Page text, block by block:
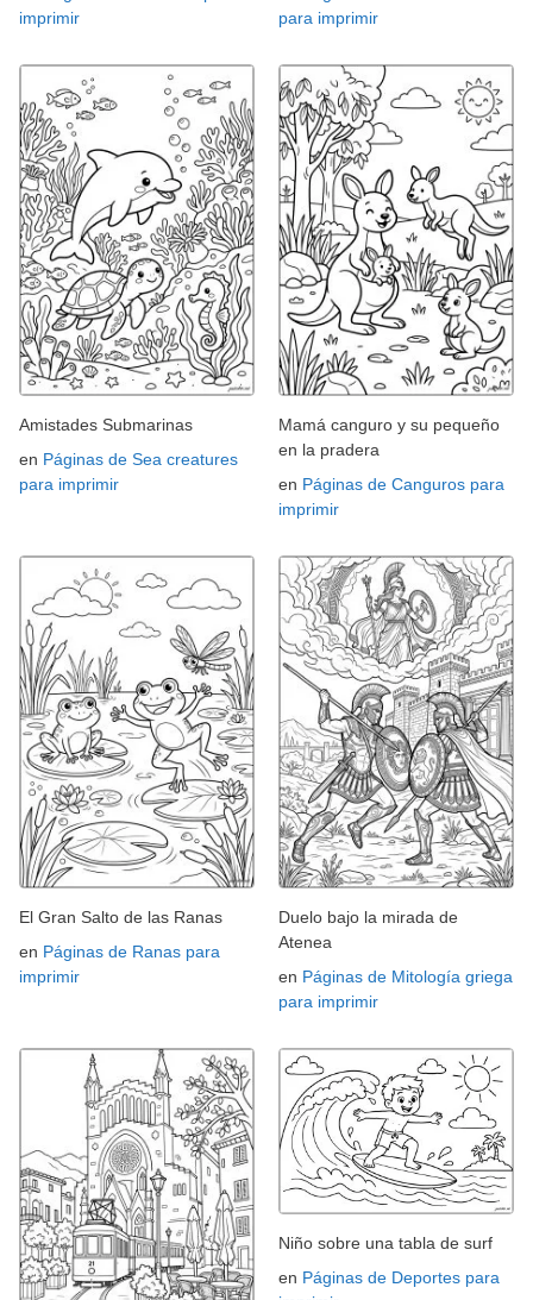
imprimir
para imprimir
Amistades Submarinas
en Páginas de Sea creatures
para imprimir
Mamá canguro y su pequeño
en la pradera
en Páginas de Canguros para
imprimir
El Gran Salto de las Ranas
en Páginas de Ranas para
imprimir
Duelo bajo la mirada de
Atenea
en Páginas de Mitología griega
para imprimir
Niño sobre una tabla de surf
en Páginas de Deportes para